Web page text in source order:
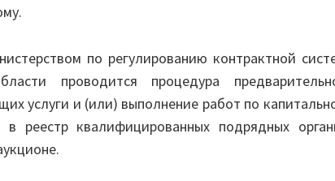
по регулированию контрактной
проводится процедура
услуги и (или) выполнение работ по
реестр квалифицированных подрядных